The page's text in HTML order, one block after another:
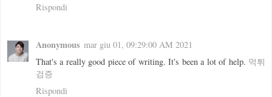
Rispondi
Anonymous mar giu 01, 09:29:00 AM 2021
That's a really good piece of writing. It's been a lot of help. 먹튀
검증
Rispondi